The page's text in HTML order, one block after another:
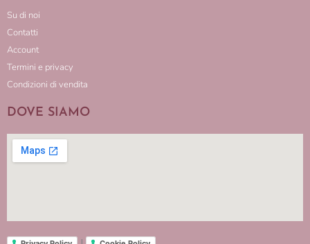
Su di noi
Contatti
Account
Termini e privacy
Condizioni di vendita
DOVE SIAMO